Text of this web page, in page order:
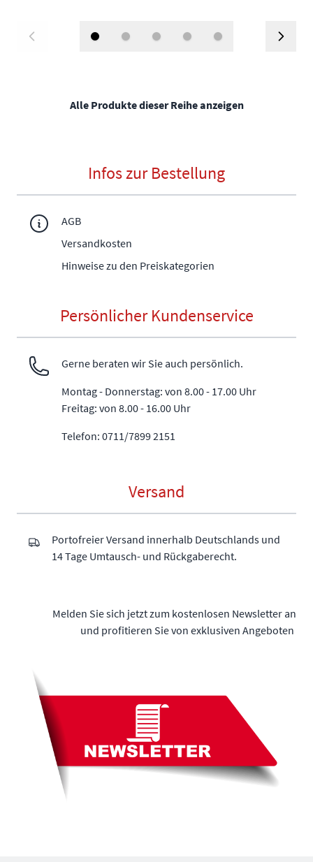
Alle Produkte dieser Reihe anzeigen
Infos zur Bestellung
AGB
Versandkosten
Hinweise zu den Preiskategorien
Persönlicher Kundenservice
Gerne beraten wir Sie auch persönlich.
Montag - Donnerstag: von 8.00 - 17.00 Uhr
Freitag: von 8.00 - 16.00 Uhr
Telefon: 0711/7899 2151
Versand
Portofreier Versand innerhalb Deutschlands und
14 Tage Umtausch- und Rückgaberecht.
Melden Sie sich jetzt zum kostenlosen Newsletter an
und profitieren Sie von exklusiven Angeboten